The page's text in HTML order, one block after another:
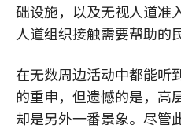
础设施，以及无视人道
人道组织接触需要帮助的
在无数周边活动中都能听
的重申，但遗憾的是，高
却是另外一番景象。尽管